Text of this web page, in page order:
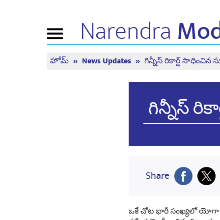
Toggle
navigationNarendra
తాజా సమాచారం
లైవ్
హోమ్ News Updates గిన్నీస్ రికార్డ్ సాధించిన
గిన్నీస్
Share
ఒకే చోట భారీ సంఖ్యలో యోగా